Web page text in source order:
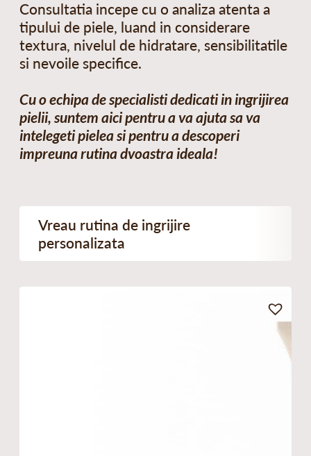
Consultatia incepe cu o analiza atenta a
tipului de piele, luand in considerare
textura, nivelul de hidratare, sensibilitatile
si nevoile specifice.
Cu o echipa de specialisti dedicati in ingrijirea
pielii, suntem aici pentru a va ajuta sa va
intelegeti pielea si pentru a descoperi
impreuna rutina dvoastra ideala!
Vreau rutina de ingrijire
personalizata